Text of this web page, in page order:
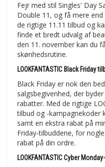
Fejr med stil Singles' Day
Double 11, og få mere
de rigtige 11.11 tilbud og
finde et bredt udvalg af
den 11. november kan du
skønhedsrutine.
LOOKFANTASTIC Black Friday
Black Friday er nok den
salgsbegivenhed, der
rabatter. Med de rigtige
tilbud og -kampagnekoder
samt en ekstra rabat på
Friday-tilbuddene, for
rabat på din ordre.
LOOKFANTASTIC Cyber